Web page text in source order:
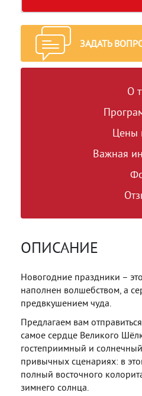
ЗАДАТЬ
О
Цены
Важная
ОПИСАНИЕ
Новогодние праздники –
наполнен волшебством, а
предвкушением чуда.
Предлагаем вам
самое сердце Великого
гостеприимный и
привычных сценариях: в
полный восточного
зимнего солнца.